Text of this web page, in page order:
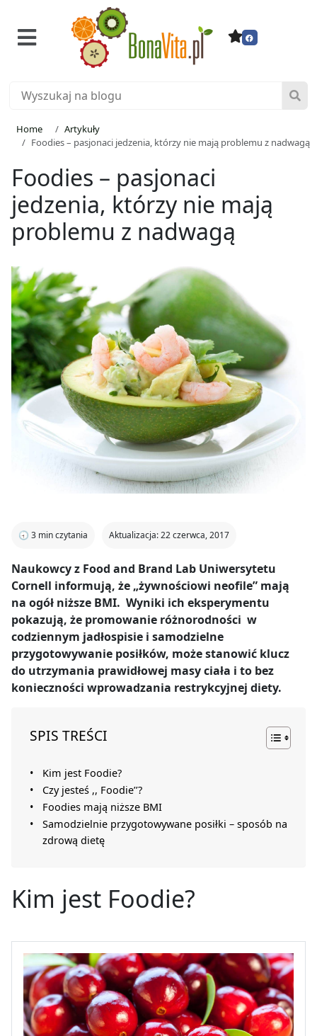
Home
Artykuły
Foodies – pasjonaci jedzenia, którzy nie mają problemu z nadwagą
Foodies – pasjonaci
jedzenia, którzy nie mają
problemu z nadwagą
🕣 3 min czytania Aktualizacja: 22 czerwca, 2017
Naukowcy z Food and Brand Lab Uniwersytetu
Cornell informują, że „żywnościowi neofile” mają
na ogół niższe BMI. Wyniki ich eksperymentu
pokazują, że promowanie różnorodności w
codziennym jadłospisie i samodzielne
przygotowywanie posiłków, może stanowić klucz
do utrzymania prawidłowej masy ciała i to bez
konieczności wprowadzania restrykcyjnej diety.
SPIS TREŚCI
Kim jest Foodie?
Czy jesteś ,, Foodie’’?
Foodies mają niższe BMI
Samodzielnie przygotowywane posiłki – sposób na
zdrową dietę
Kim jest Foodie?